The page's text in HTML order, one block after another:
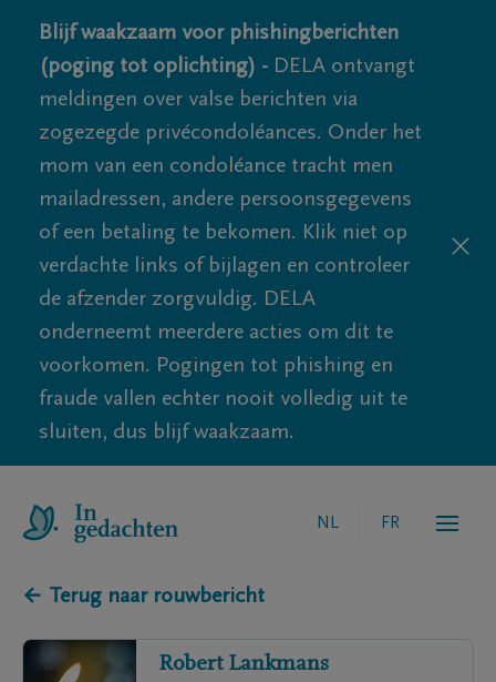
Blijf waakzaam voor phishingberichten
(poging tot oplichting) - DELA ontvangt
meldingen over valse berichten via
zogezegde privécondoléances. Onder het
mom van een condoléance tracht men
mailadressen, andere persoonsgegevens
of een betaling te bekomen. Klik niet op
verdachte links of bijlagen en controleer
de afzender zorgvuldig. DELA
onderneemt meerdere acties om dit te
voorkomen. Pogingen tot phishing en
fraude vallen echter nooit volledig uit te
sluiten, dus blijf waakzaam.
NL FR
← Terug naar rouwbericht
Robert Lankmans